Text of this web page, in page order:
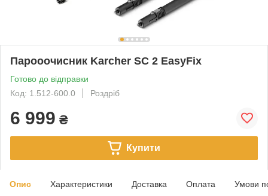
Парооочисник Karcher SC 2 EasyFix
Готово до відправки
Код: 1.512-600.0
Роздріб
6 999 ₴
Купити
Опис Характеристики Доставка Оплата Умови